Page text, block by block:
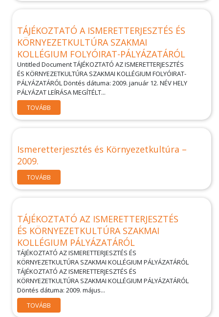
TÁJÉKOZTATÓ A ISMERETTERJESZTÉS ÉS
KÖRNYEZETKULTÚRA SZAKMAI
KOLLÉGIUM FOLYÓIRAT-PÁLYÁZATÁRÓL
Untitled Document TÁJÉKOZTATÓ AZ ISMERETTERJESZTÉS
ÉS KÖRNYEZETKULTÚRA SZAKMAI KOLLÉGIUM FOLYÓIRAT-
PÁLYÁZATÁRÓL Döntés dátuma: 2009. január 12. NÉV HELY
PÁLYÁZAT LEÍRÁSA MEGÍTÉLT...
TOVÁBB
Ismeretterjesztés és Környezetkultúra –
2009.
TOVÁBB
TÁJÉKOZTATÓ AZ ISMERETTERJESZTÉS
ÉS KÖRNYEZETKULTÚRA SZAKMAI
KOLLÉGIUM PÁLYÁZATÁRÓL
TÁJÉKOZTATÓ AZ ISMERETTERJESZTÉS ÉS
KÖRNYEZETKULTÚRA SZAKMAI KOLLÉGIUM PÁLYÁZATÁRÓL
TÁJÉKOZTATÓ AZ ISMERETTERJESZTÉS ÉS
KÖRNYEZETKULTÚRA SZAKMAI KOLLÉGIUM PÁLYÁZATÁRÓL
Döntés dátuma: 2009. május...
TOVÁBB